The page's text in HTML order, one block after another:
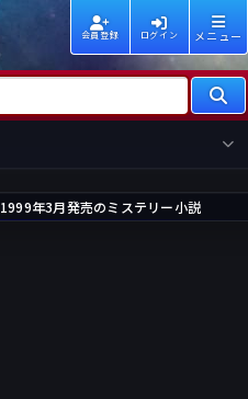
会員登録 ログイン メニュー
新着
レビュー
新刊
情報
1999年3月発売のミステリー小説